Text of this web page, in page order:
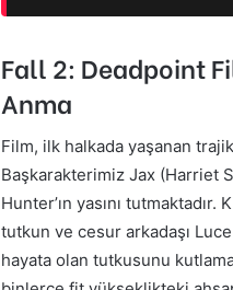
Fall 2: Deadpoint
Anma
Film, ilk halkada yaşanan
Başkarakterimiz Jax (Harriet
Hunter’ın yasını
tutkun ve cesur arkadaşı Luce
hayata olan tutkusunu